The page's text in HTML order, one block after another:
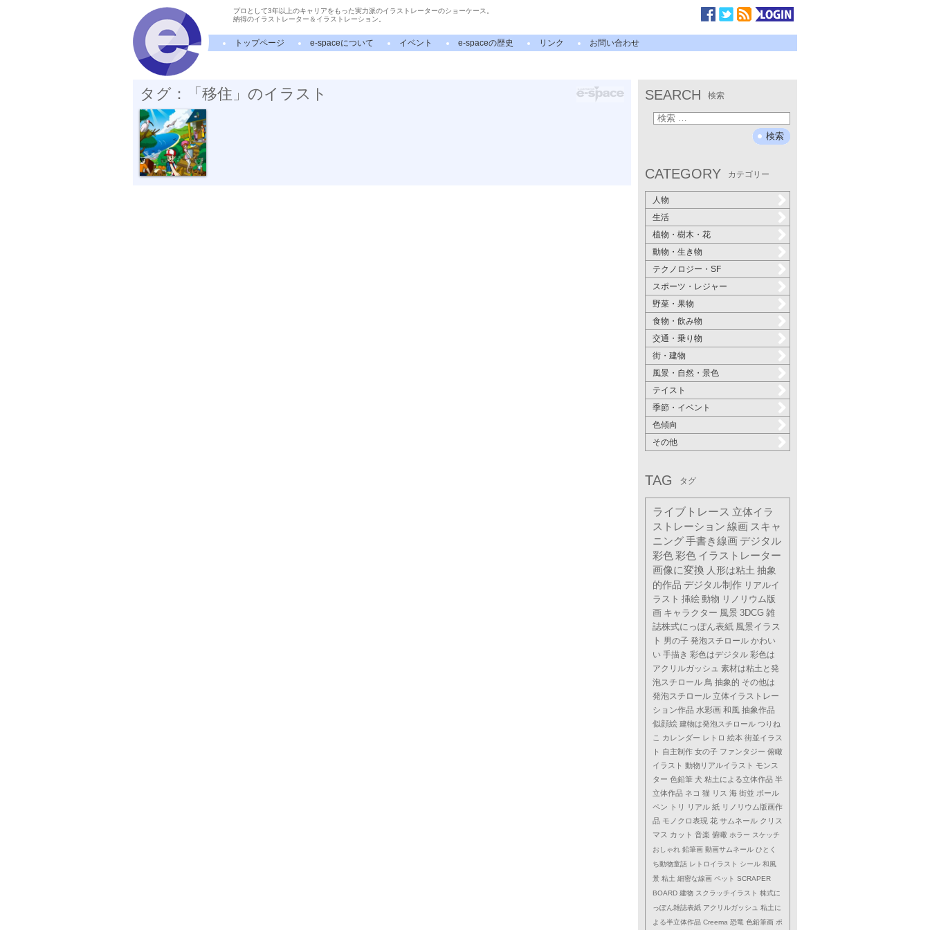
プロとして3年以上のキャリアをもった実力派のイラストレーターのショーケース。
納得のイラストレーター＆イラストレーション。
トップページ e-spaceについて イベント e-spaceの歴史 リンク お問い合わせ
タグ：「移住」のイラスト
アイランダー... SEARCH 検索
CATEGORY カテゴリー
人物
生活
植物・樹木・花
動物・生き物
テクノロジー・SF
スポーツ・レジャー
野菜・果物
食物・飲み物
交通・乗り物
街・建物
風景・自然・景色
テイスト
季節・イベント
色傾向
その他
TAG タグ
ライブトレース 立体イラ
ストレーション 線画 スキャ
ニング手書き線画 デジタル
彩色彩色 イラストレーター
画像に変換 人形は粘土 抽象
的作品 デジタル制作 リアルイ
ラスト 挿絵 動物 リノリウム版
画 キャラクター 風景 3DCG 雑
誌株式にっぽん表紙 風景イラス
ト 男の子 発泡スチロール かわい
い 手描き 彩色はデジタル 彩色は
アクリルガッシュ 素材は粘土と発
泡スチロール 鳥 抽象的 その他は
発泡スチロール 立体イラストレー
ション作品 水彩画 和風 抽象作品
似顔絵 建物は発泡スチロール つりね
こ カレンダー レトロ 絵本 街並イラス
ト 自主制作 女の子 ファンタジー 俯瞰
イラスト 動物リアルイラスト モンス
ター 色鉛筆 犬 粘土による立体作品 半
立体作品 ネコ 猫 リス 海 街並 ボール
ペン
トリ リアル 紙 リノリウム版画作
品 モノクロ表現 花 サムネール クリス
マス カット 音楽 俯瞰 ホラー スケッチ
おしゃれ 鉛筆画 動画サムネール ひとく
ち動物童話 レトロイラスト シール 和風
景 粘土 細密な線画 ペット SCRAPER
BOARD 建物 スクラッチイラスト 株式に
っぽん雑誌表紙 アクリルガッシュ 粘土に
よる半立体作品 Creema 恐竜 色鉛筆画 ポ